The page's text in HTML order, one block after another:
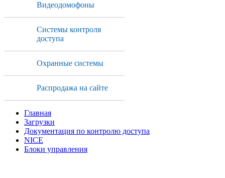
Видеодомофоны
Системы контроля
доступа
Охранные системы
Распродажа на сайте
Главная
Загрузки
Документация по контролю доступа
NICE
Блоки управления